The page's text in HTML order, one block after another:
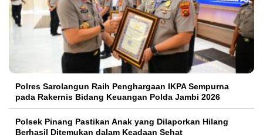
Polres Sarolangun Raih Penghargaan IKPA Sempurna
pada Rakernis Bidang Keuangan Polda Jambi 2026
Polsek Pinang Pastikan Anak yang Dilaporkan Hilang
Berhasil Ditemukan dalam Keadaan Sehat